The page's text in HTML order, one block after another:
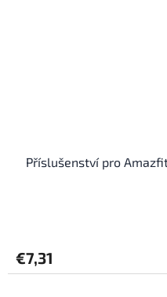
Příslušenství pro
€7,31